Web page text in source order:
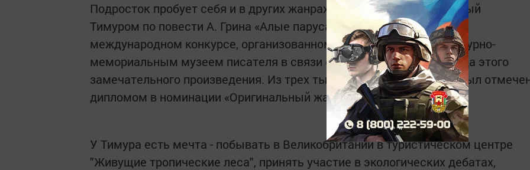
Подросток пробует себя и в других жанрах. Кроссворд, составленный
Тимуром по повести А. Грина «Алые паруса» занял третье место на
международном конкурсе, организованном Феодосийским литературно-
мемориальным музеем писателя в связи с 90-летием со дня выхода этого
замечательного произведения. Из трех тысяч работ, труд Тимура был
дипломом в номинации «Оригинальный жанр».
У Тимура есть мечта - побывать в Великобритании в туристическом центре
"Живущие тропические леса", принять участие в экологических дебатах,